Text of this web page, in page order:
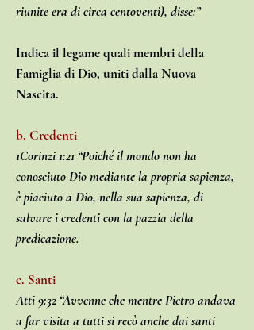
riunite era di circa centoventi), disse:”
Indica il legame quali membri della
Famiglia di Dio, uniti dalla Nuova
Nascita.
b. Credenti
1Corinzi 1:21 “Poiché il mondo non ha
conosciuto Dio mediante la propria sapienza,
è piaciuto a Dio, nella sua sapienza, di
salvare i credenti con la pazzia della
predicazione.
c. Santi
Atti 9:32 “Avvenne che mentre Pietro andava
a far visita a tutti si recò anche dai santi